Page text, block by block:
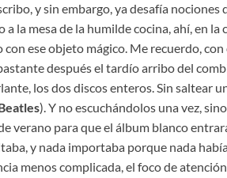
y sin embargo, ya desafía
a la mesa de la humilde cocina, ahí, en
ese objeto mágico. Me recuerdo, con
después el tardío arribo del
los dos discos enteros. Sin saltear
). Y no escuchándolos una vez,
verano para que el álbum blanco
y nada importaba porque nada
menos complicada, el foco de